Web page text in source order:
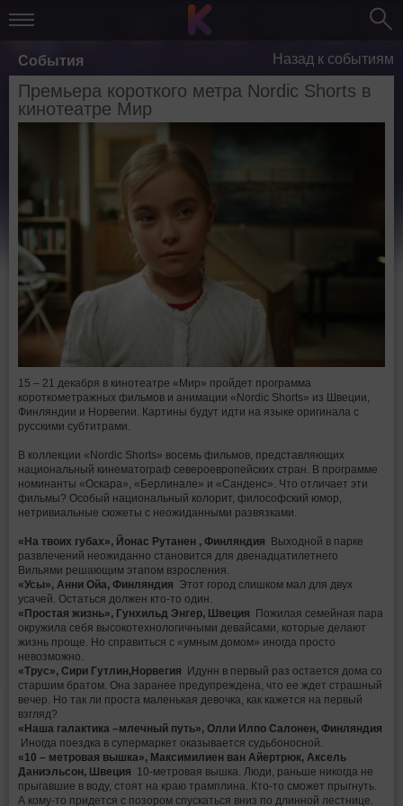
События Назад к событиям
Премьера короткого метра Nordic Shorts в
кинотеатре Мир
15 – 21 декабря в кинотеатре «Мир» пройдет программа
короткометражных фильмов и анимации «Nordic Shorts» из Швеции,
Финляндии и Норвегии. Картины будут идти на языке оригинала с
русскими субтитрами.
В коллекции «Nordic Shorts» восемь фильмов, представляющих
национальный кинематограф североевропейских стран. В программе
номинанты «Оскара», «Берлинале» и «Санденс». Что отличает эти
фильмы? Особый национальный колорит, философский юмор,
нетривиальные сюжеты с неожиданными развязками.
«На твоих губах», Йонас Рутанен , Финляндия Выходной в парке
развлечений неожиданно становится для двенадцатилетнего
Вильями решающим этапом взросления.
«Усы», Анни Ойа, Финляндия Этот город слишком мал для двух
усачей. Остаться должен кто-то один.
«Простая жизнь», Гунхильд Энгер, Швеция Пожилая семейная пара
окружила себя высокотехнологичными девайсами, которые делают
жизнь проще. Но справиться с «умным домом» иногда просто
невозможно.
«Трус», Сири Гутлин,Норвегия Идунн в первый раз остается дома со
старшим братом. Она заранее предупреждена, что ее ждет страшный
вечер. Но так ли проста маленькая девочка, как кажется на первый
взгляд?
«Наша галактика –млечный путь», Олли Илпо Салонен, Финляндия
Иногда поездка в супермаркет оказывается судьбоносной.
«10 – метровая вышка», Максимилиен ван Айертрюк, Аксель
Даниэльсон, Швеция 10-метровая вышка. Люди, раньше никогда не
прыгавшие в воду, стоят на краю трамплина. Кто-то сможет прыгнуть.
А кому-то придется с позором спускаться вниз по длинной лестнице.